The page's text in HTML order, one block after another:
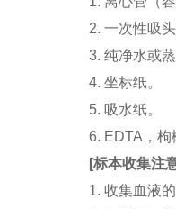
2. 一次性吸
3. 纯净水或
4. 坐标纸。
5. 吸水纸。
6. EDTA，
[标本收集注
1. 收集血液